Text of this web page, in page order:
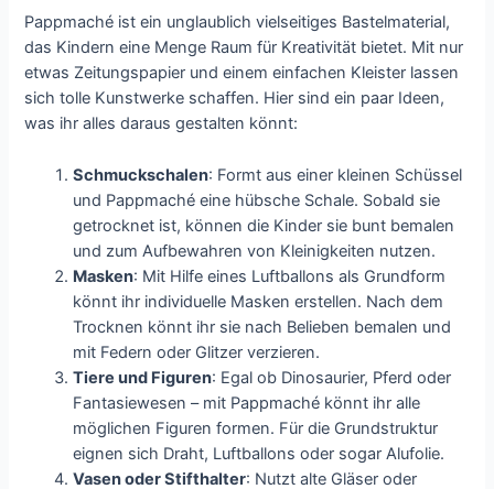
Pappmaché ist ein unglaublich vielseitiges Bastelmaterial,
das Kindern eine Menge Raum für Kreativität bietet. Mit nur
etwas Zeitungspapier und einem einfachen Kleister lassen
sich tolle Kunstwerke schaffen. Hier sind ein paar Ideen,
was ihr alles daraus gestalten könnt:
Schmuckschalen: Formt aus einer kleinen Schüssel
und Pappmaché eine hübsche Schale. Sobald sie
getrocknet ist, können die Kinder sie bunt bemalen
und zum Aufbewahren von Kleinigkeiten nutzen.
Masken: Mit Hilfe eines Luftballons als Grundform
könnt ihr individuelle Masken erstellen. Nach dem
Trocknen könnt ihr sie nach Belieben bemalen und
mit Federn oder Glitzer verzieren.
Tiere und Figuren: Egal ob Dinosaurier, Pferd oder
Fantasiewesen – mit Pappmaché könnt ihr alle
möglichen Figuren formen. Für die Grundstruktur
eignen sich Draht, Luftballons oder sogar Alufolie.
Vasen oder Stifthalter: Nutzt alte Gläser oder